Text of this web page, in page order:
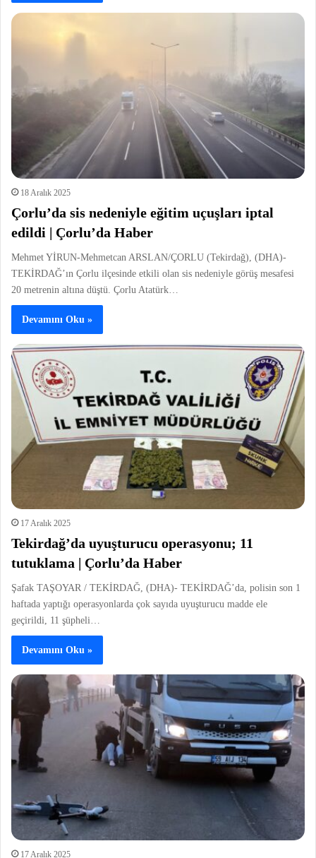
18 Aralık 2025
Çorlu’da sis nedeniyle eğitim uçuşları iptal
edildi | Çorlu’da Haber
Mehmet YİRUN-Mehmetcan ARSLAN/ÇORLU (Tekirdağ), (DHA)-
TEKİRDAĞ’ın Çorlu ilçesinde etkili olan sis nedeniyle görüş mesafesi
20 metrenin altına düştü. Çorlu Atatürk…
Devamını Oku »
17 Aralık 2025
Tekirdağ’da uyuşturucu operasyonu; 11
tutuklama | Çorlu’da Haber
Şafak TAŞOYAR / TEKİRDAĞ, (DHA)- TEKİRDAĞ’da, polisin son 1
haftada yaptığı operasyonlarda çok sayıda uyuşturucu madde ele
geçirildi, 11 şüpheli…
Devamını Oku »
17 Aralık 2025